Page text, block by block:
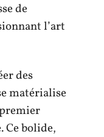
de
l’art
des
matérialise
Ce bolide,